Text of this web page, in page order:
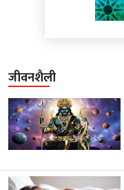
जीवनशैली